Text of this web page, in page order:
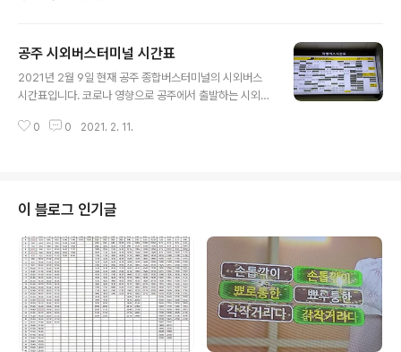
공주 시외버스터미널 시간표
2021년 2월 9일 현재 공주 종합버스터미널의 시외버스
시간표입니다. 코로나 영향으로 공주에서 출발하는 시외버
것을 보니 그만큼 승객이 감소한 듯합니다. 대전 가는 버스
0 0 2021. 2. 11.
이 블로그 인기글